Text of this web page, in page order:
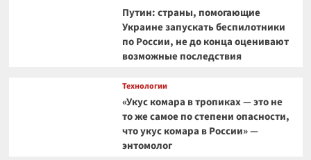
Путин: страны, помогающие
Украине запускать беспилотники
по России, не до конца оценивают
возможные последствия
Технологии
«Укус комара в тропиках — это не
то же самое по степени опасности,
что укус комара в России» —
энтомолог